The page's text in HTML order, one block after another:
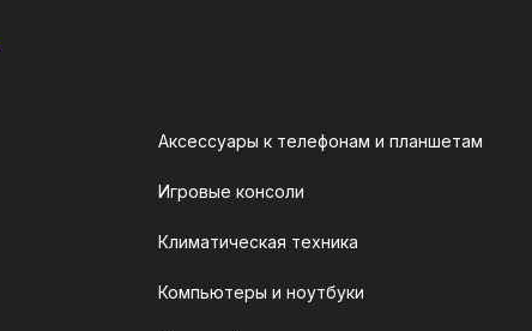
Аксессуары к телефонам и планшетам
Игровые консоли
Климатическая техника
Компьютеры и ноутбуки